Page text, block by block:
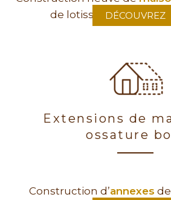
de lotissement en
DÉCOUVREZ
Extensions de
ossature
Construction d’annexes